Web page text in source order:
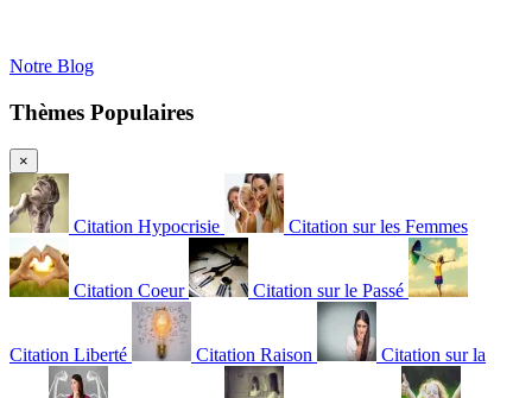
Notre Blog
Thèmes Populaires
×
Citation Hypocrisie Citation sur les Femmes
Citation Coeur Citation sur le Passé
Citation Liberté Citation Raison Citation sur la